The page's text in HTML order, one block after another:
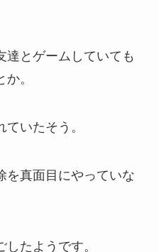
達とゲームしていても
。
いたそう。
を真面目にやっていな
たようです。